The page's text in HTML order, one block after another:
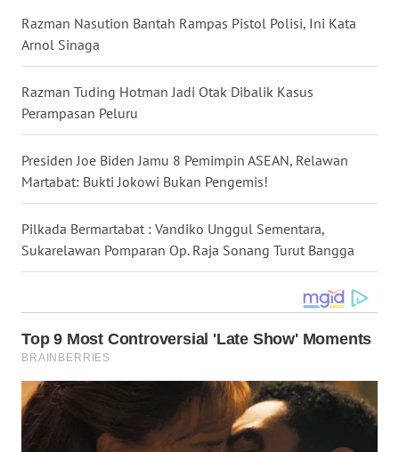
Razman Nasution Bantah Rampas Pistol Polisi, Ini Kata
Arnol Sinaga
Razman Tuding Hotman Jadi Otak Dibalik Kasus
Perampasan Peluru
Presiden Joe Biden Jamu 8 Pemimpin ASEAN, Relawan
Martabat: Bukti Jokowi Bukan Pengemis!
Pilkada Bermartabat : Vandiko Unggul Sementara,
Sukarelawan Pomparan Op. Raja Sonang Turut Bangga
SULBAR
BABEL
SUMBAR
SUMSEL
WN
WN
LAMPUNG
WN
JATENG